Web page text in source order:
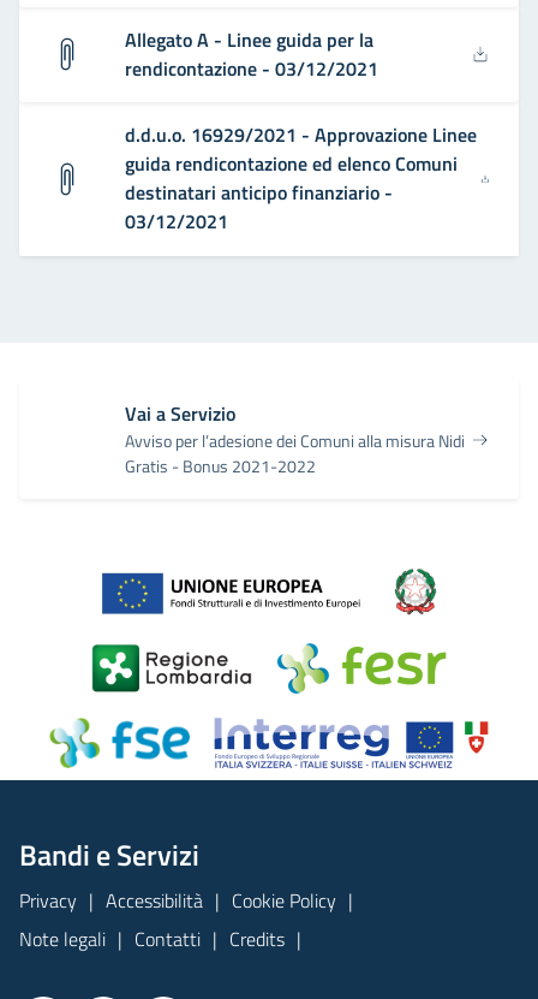
Allegato A - Linee guida per la
rendicontazione - 03/12/2021
d.d.u.o. 16929/2021 - Approvazione Linee
guida rendicontazione ed elenco Comuni
destinatari anticipo finanziario -
03/12/2021
Vai a Servizio
Avviso per l’adesione dei Comuni alla misura Nidi
Gratis - Bonus 2021-2022
Bandi e Servizi
Privacy Accessibilità
Cookie Policy
Note legali
Contatti Credits